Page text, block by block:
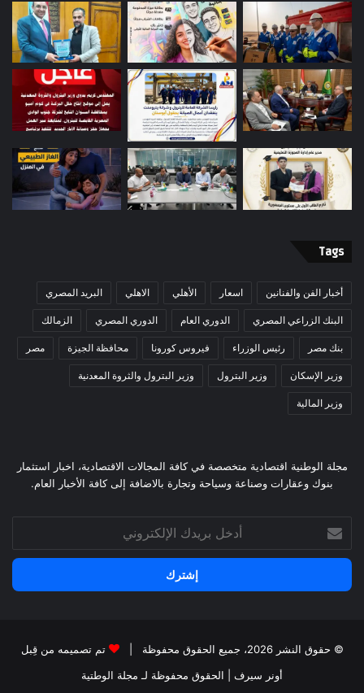
Tags
أخبار الفن والفنانين اسعار الأهلي الاهلي البريد المصري
البنك الزراعي المصري الدوري العام الدوري المصري الزمالك
بنك مصر رئيس الوزراء فيروس كورونا محافظة الجيزة مصر
وزير الإسكان وزير البترول وزير البترول والثروة المعدنية
وزير المالية
مجلة الوطنية اقتصادية متخصصة في كافة المجالات الاقتصادية، اخبار استثمار
بنوك وعقارات وصناعة وسياحة وتجارة بالاضافة إلى كافة الأخبار العام.
بريدك
الإلكتروني
© حقوق النشر 2026، جميع الحقوق محفوظة |
تم تصميمه من قِبل
أونر سيرف | الحقوق محفوظة لـ مجلة الوطتية